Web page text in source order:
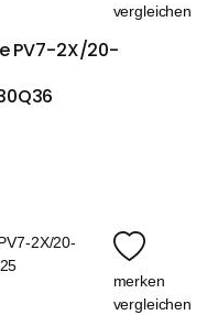
vergleichen
PV7-2X/20-
merken
vergleichen